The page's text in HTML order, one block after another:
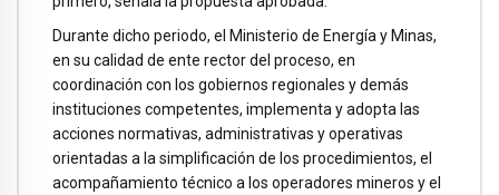
Durante dicho periodo, el Ministerio de Energía y Minas,
en su calidad de ente rector del proceso, en
coordinación con los gobiernos regionales y demás
instituciones competentes, implementa y adopta las
acciones normativas, administrativas y operativas
orientadas a la simplificación de los procedimientos, el
acompañamiento técnico a los operadores mineros y el